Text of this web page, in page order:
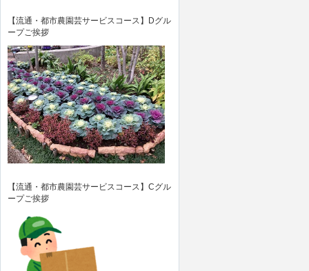
【流通・都市農園芸サービスコース】Dグル
ープご挨拶
【流通・都市農園芸サービスコース】Cグル
ープご挨拶